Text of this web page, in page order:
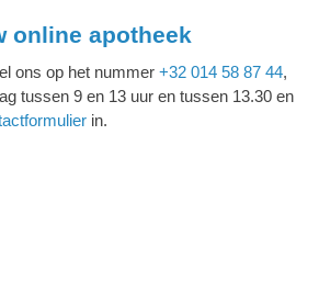
online apotheek
ons op het nummer +32 014 58 87 44,
tussen 9 en 13 uur en tussen 13.30 en
in.